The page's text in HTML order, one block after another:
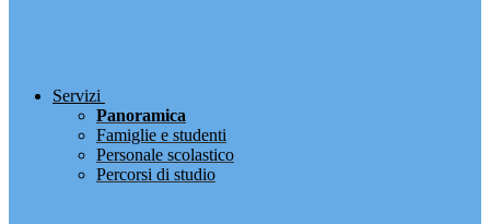
Servizi
Panoramica
Famiglie e studenti
Personale scolastico
Percorsi di studio